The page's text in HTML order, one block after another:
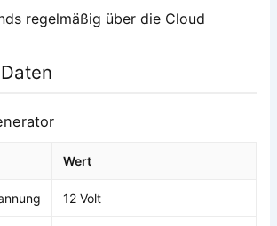
regelmäßig über die Cloud
Wert
12 Volt